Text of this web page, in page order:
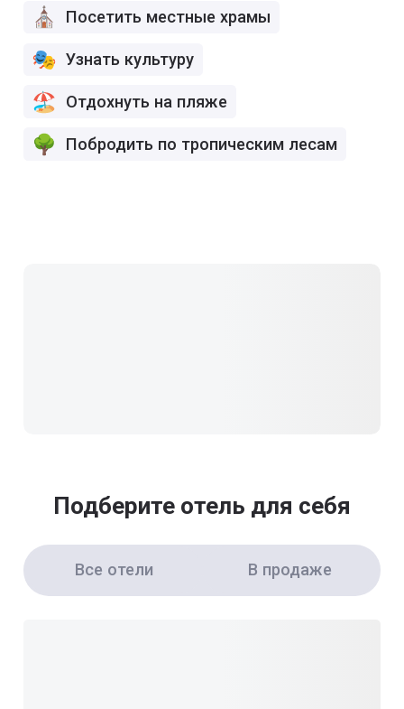
Посетить местные храмы
Узнать культуру
Отдохнуть на пляже
Побродить по тропическим лесам
Подберите отель для себя
Все отели В продаже